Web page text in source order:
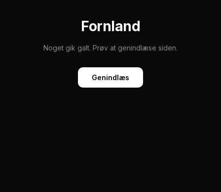
Fornland
Noget gik galt. Prøv at genindlæse siden.
Genindlæs